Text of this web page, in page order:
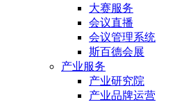
大赛服务
会议直播
会议管理系统
斯百德会展
产业服务
产业研究院
产业品牌运营